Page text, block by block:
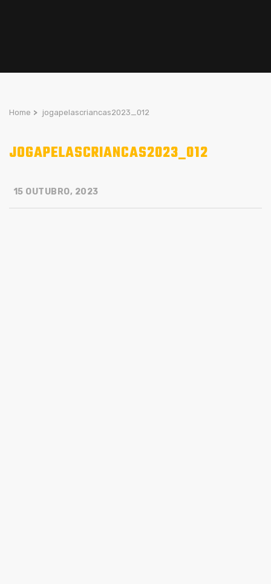
Home > jogapelascriancas2023_012
JOGAPELASCRIANCAS2023_012
15 OUTUBRO, 2023